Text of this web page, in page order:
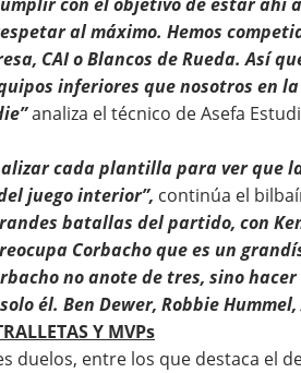
al máximo. Hemos
CAI o Blancos de Rueda. Así
inferiores que nosotros en
analiza el técnico de Asefa
cada plantilla para ver que
juego interior”, continúa el
batallas del partido, con
Corbacho que es un
no anote de tres, sino
él. Ben Dewer, Robbie
Y MVPs
duelos, entre los que destaca el